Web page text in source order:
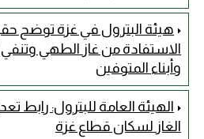
هيئة البترول في غزة توضح
الاستفادة من غاز الطهي وتنفي
وأبناء المتوفين
الهيئة العامة للبترول: رابط
الغاز لسكان قطاع غزة